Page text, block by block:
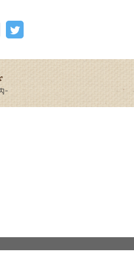
-